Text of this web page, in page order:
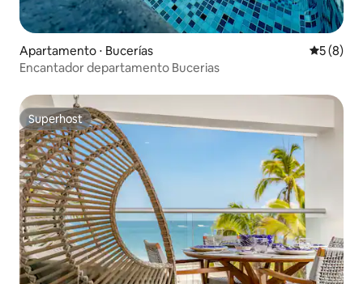
Apartamento ⋅ Bucerías 5 de
5 (8)
Encantador departamento Bucerias
Superhost
Superhost